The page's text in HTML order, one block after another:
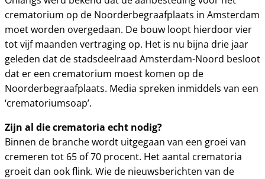
crematorium op de Noorderbegraafplaats in Amsterdam
moet worden overgedaan. De bouw loopt hierdoor vier
tot vijf maanden vertraging op. Het is nu bijna drie jaar
geleden dat de stadsdeelraad Amsterdam-Noord besloot
dat er een crematorium moest komen op de
Noorderbegraafplaats. Media spreken inmiddels van een
‘crematoriumsoap’.
Zijn al die crematoria echt nodig?
Binnen de branche wordt uitgegaan van een groei van
cremeren tot 65 of 70 procent. Het aantal crematoria
groeit dan ook flink. Wie de nieuwsberichten van de